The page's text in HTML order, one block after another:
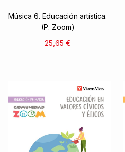
Música 6. Educación artística.
(P. Zoom)
25,65 €